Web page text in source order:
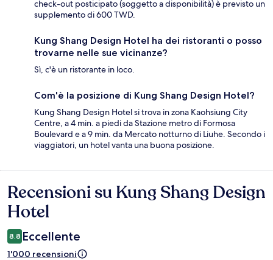
check-out posticipato (soggetto a disponibilità) è previsto un
supplemento di 600 TWD.
Kung Shang Design Hotel ha dei ristoranti o posso
trovarne nelle sue vicinanze?
Sì, c'è un ristorante in loco.
Com'è la posizione di Kung Shang Design Hotel?
Kung Shang Design Hotel si trova in zona Kaohsiung City
Centre, a 4 min. a piedi da Stazione metro di Formosa
Boulevard e a 9 min. da Mercato notturno di Liuhe. Secondo i
viaggiatori, un hotel vanta una buona posizione.
Recensioni
Recensioni su Kung Shang Design
Hotel
8.8 Eccellente
1'000 recensioni